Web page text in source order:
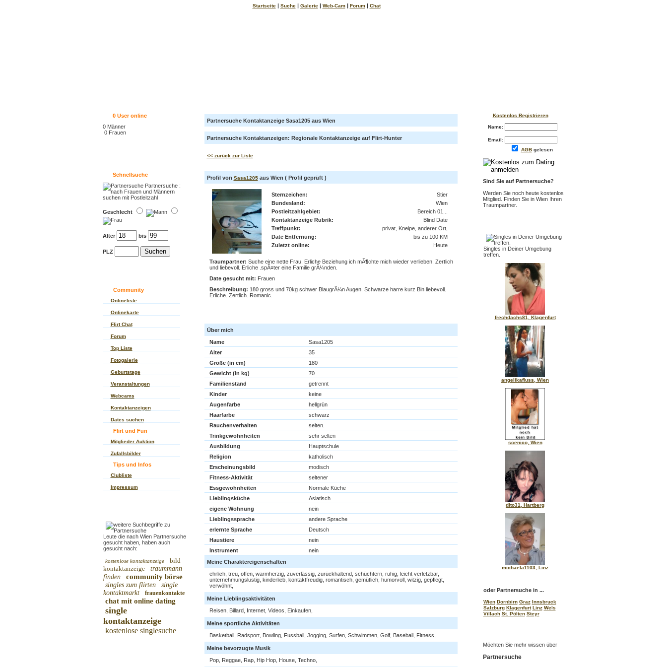
Startseite | Suche | Galerie | Web-Cam | Forum | Chat
0User online
0 Männer
0 Frauen
Schnellsuche
Geschlecht
Alter bis
PLZ
Community
Onlineliste
Onlinekarte
Flirt Chat
Forum
Top Liste
Fotogalerie
Geburtstage
Veranstaltungen
Webcams
Kontaktanzeigen
Dates suchen
Flirt und Fun
Mitglieder Auktion
Zufallsbilder
Tips und Infos
Clubliste
Impressum
Leute die nach Wien Partnersuche
gesucht haben, haben auch
gesucht nach:
kostenlose kontaktanzeige
bild
kontaktanzeige
traummann
finden
community börse
singles zum flirten
single
kontaktmarkt
frauenkontakte
chat mit online dating
single
kontaktanzeige
kostenlose singlesuche
Kostenlos Registrieren
Name:
Email:
AGBgelesen
Sind Sie auf Partnersuche?
Werden Sie noch heute kostenlos
Mitglied. Finden Sie in Wien Ihren
Traumpartner.
Singles in Deiner Umgebung
treffen.
frechdachs81, Klagenfurt
angelikafluss, Wien
scenico, Wien
dito31, Hartberg
michaela1103, Linz
oder Partnersuche in ...
Wien Dornbirn Graz Innsbruck
Salzburg Klagenfurt Linz Wels
Villach St. Pölten Steyr
Möchten Sie mehr wissen über
Partnersuche
Partnersuche Kontaktanzeige Sasa1205 aus Wien
Partnersuche Kontaktanzeigen: Regionale Kontaktanzeige auf Flirt-Hunter
<< zurück zur Liste
Profil von Sasa1205aus Wien ( Profil geprüft )
Sternzeichen:
Stier
Bundesland:
Wien
Postleitzahlgebiet:
Bereich 01...
Kontaktanzeige Rubrik:
Blind Date
Treffpunkt:
privat, Kneipe, anderer Ort,
Date Entfernung:
bis zu 100 KM
Zuletzt online:
Heute
Traumpartner: Suche eine nette Frau. Erliche Beziehung ich mÃ¶chte mich wieder verlieben. Zertlich
und liebevoll. Erliche .spÃ¤ter eine Familie grÃ¼nden.
Date gesucht mit: Frauen
Beschreibung: 180 gross und 70kg schwer BlaugrÃ¼n Augen. Schwarze harre kurz Bin liebevoll.
Erliche. Zertlich. Romanic.
Über mich
Name
Sasa1205
Alter
35
Größe (in cm)
180
Gewicht (in kg)
70
Familienstand
getrennt
Kinder
keine
Augenfarbe
hellgrün
Haarfarbe
schwarz
Rauchenverhalten
selten.
Trinkgewohnheiten
sehr selten
Ausbildung
Hauptschule
Religion
katholisch
Erscheinungsbild
modisch
Fitness-Aktivität
seltener
Essgewohnheiten
Normale Küche
Lieblingsküche
Asiatisch
eigene Wohnung
nein
Lieblingssprache
andere Sprache
erlernte Sprache
Deutsch
Haustiere
nein
Instrument
nein
Meine Charaktereigenschaften
ehrlich, treu, offen, warmherzig, zuverlässig, zurückhaltend, schüchtern, ruhig, leicht verletzbar,
unternehmungslustig, kinderlieb, kontaktfreudig, romantisch, gemütlich, humorvoll, witzig, gepflegt,
verwöhnt,
Meine Lieblingsaktivitäten
Reisen, Billard, Internet, Videos, Einkaufen,
Meine sportliche Aktivitäten
Basketball, Radsport, Bowling, Fussball, Jogging, Surfen, Schwimmen, Golf, Baseball, Fitness,
Meine bevorzugte Musik
Pop, Reggae, Rap, Hip Hop, House, Techno,